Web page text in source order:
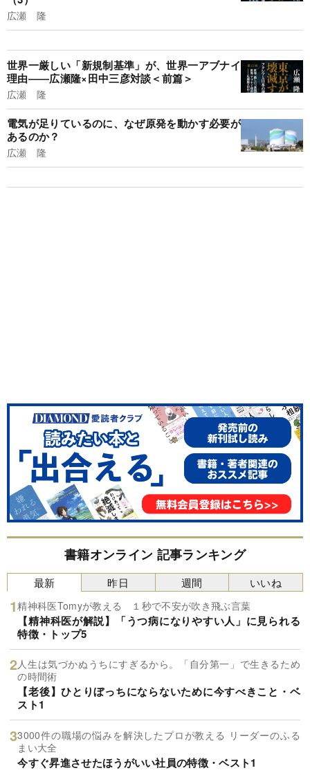
広瀬 隆
世界一厳しい「新規制基準」が、世界一アブナイ
理由――広瀬隆×田中三彦対談＜前篇＞
広瀬 隆
電気が足りているのに、なぜ原発を動かす必要が
あるのか？
広瀬 隆
書籍オンライン 記事ランキング
最新
精神科医Tomyが教える １秒で不安が吹き飛ぶ言葉
【精神科医が解説】「うつ病になりやすい人」に見られる
特徴・トップ5
人生は気づかぬうちにすぎるから。「自分第一」で生きるため
の時間術
【老後】ひとりぼっちにならないために今すべきこと・ベ
スト1
3000件の職場の悩みを解決したプロが教える リーダーのふる
まい大全
今すぐ昇進させたほうがいい社員の特徴・ベスト1
昨日 週間 いいね